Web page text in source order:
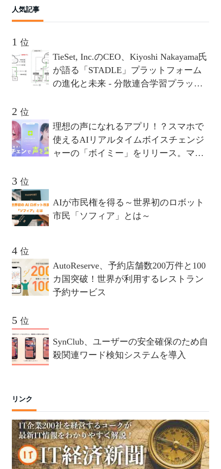
人気記事
位
TieSet, Inc.のCEO、Kiyoshi Nakayama氏
が語る「STADLE」プラットフォーム
の進化と未来 - 分散連合学習プラット
位
理想の声になれるアプリ！？スマホで
使えるAIリアルタイムボイスチェンジ
ャーの「ボイミー」をリリース。マイ
位
AIが市民権を得る～世界初のロボット
市民「ソフィア」とは～
位
AutoReserve、予約店舗数200万件と100
カ国突破！世界が利用するレストラン
予約サービス
位
SynClub、ユーザーの安全確保のため自
殺関連ワード検知システムを導入
リンク